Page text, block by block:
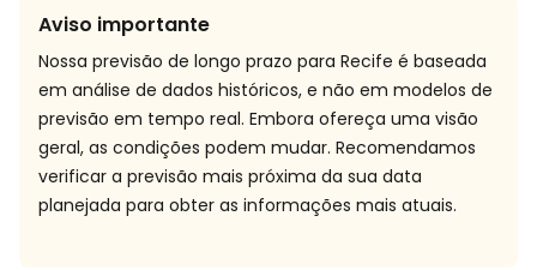
Aviso importante
Nossa previsão de longo prazo para Recife é baseada
em análise de dados históricos, e não em modelos de
previsão em tempo real. Embora ofereça uma visão
geral, as condições podem mudar. Recomendamos
verificar a previsão mais próxima da sua data
planejada para obter as informações mais atuais.